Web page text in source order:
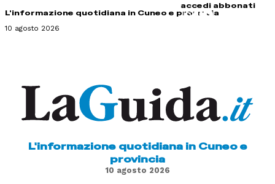
accedi abbonati
L'informazione quotidiana in Cuneo e provincia
10 agosto 2026
L'informazione quotidiana in Cuneo e
provincia
10 agosto 2026